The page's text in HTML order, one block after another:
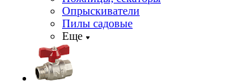
Опрыскиватели
Пилы садовые
Еще